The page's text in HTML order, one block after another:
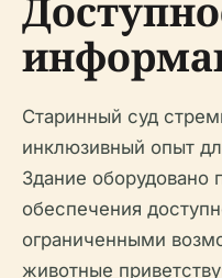
Старинный суд
инклюзивный опыт
Здание оборудовано
обеспечения
ограниченными
животные